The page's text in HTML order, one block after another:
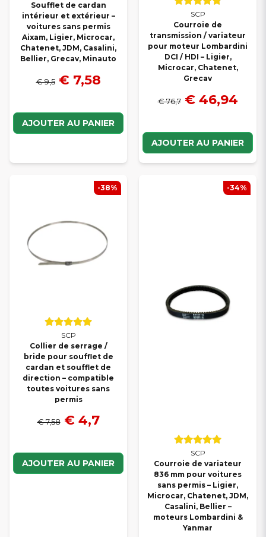
Soufflet de cardan
intérieur et extérieur –
voitures sans permis
Aixam, Ligier, Microcar,
Chatenet, JDM, Casalini,
Bellier, Grecav, Minauto
€ 9,5 € 7,58
AJOUTER AU PANIER
SCP
Courroie de
transmission / variateur
pour moteur Lombardini
DCI / HDI – Ligier,
Microcar, Chatenet,
Grecav
€ 76,7 € 46,94
AJOUTER AU PANIER
SCP
Collier de serrage /
bride pour soufflet de
cardan et soufflet de
direction – compatible
toutes voitures sans
permis
€ 7,58 € 4,7
AJOUTER AU PANIER
-38%
SCP
Courroie de variateur
836 mm pour voitures
sans permis – Ligier,
Microcar, Chatenet, JDM,
Casalini, Bellier –
moteurs Lombardini &
Yanmar
-34%